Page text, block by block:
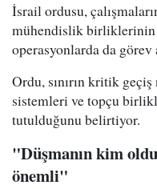
İsrail ordusu,
mühendislik birliklerinin
operasyonlarda da görev
Ordu, sınırın kritik
sistemleri ve topçu
tutulduğunu belirtiyor.
"Düşmanın kim
önemli"